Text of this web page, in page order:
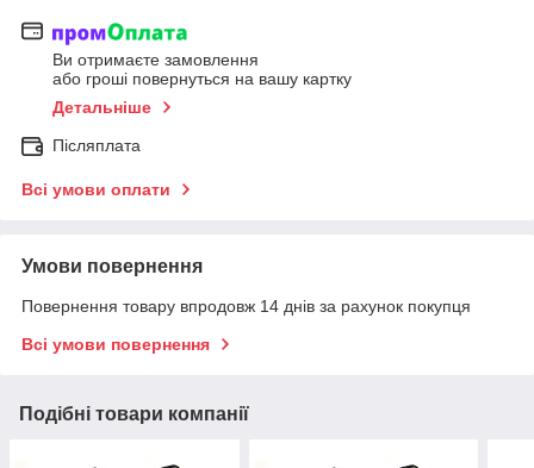
Ви отримаєте замовлення
або гроші повернуться на вашу картку
Детальніше
Післяплата
Всі умови оплати
Умови повернення
Повернення товару впродовж 14 днів за рахунок покупця
Всі умови повернення
Подібні товари компанії